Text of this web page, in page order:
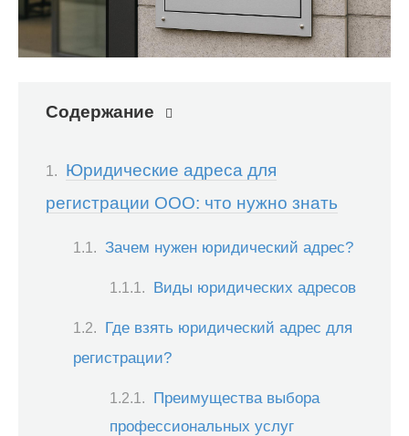
Содержание
Юридические адреса для
регистрации ООО: что нужно знать
Зачем нужен юридический адрес?
Виды юридических адресов
Где взять юридический адрес для
регистрации?
Преимущества выбора
профессиональных услуг